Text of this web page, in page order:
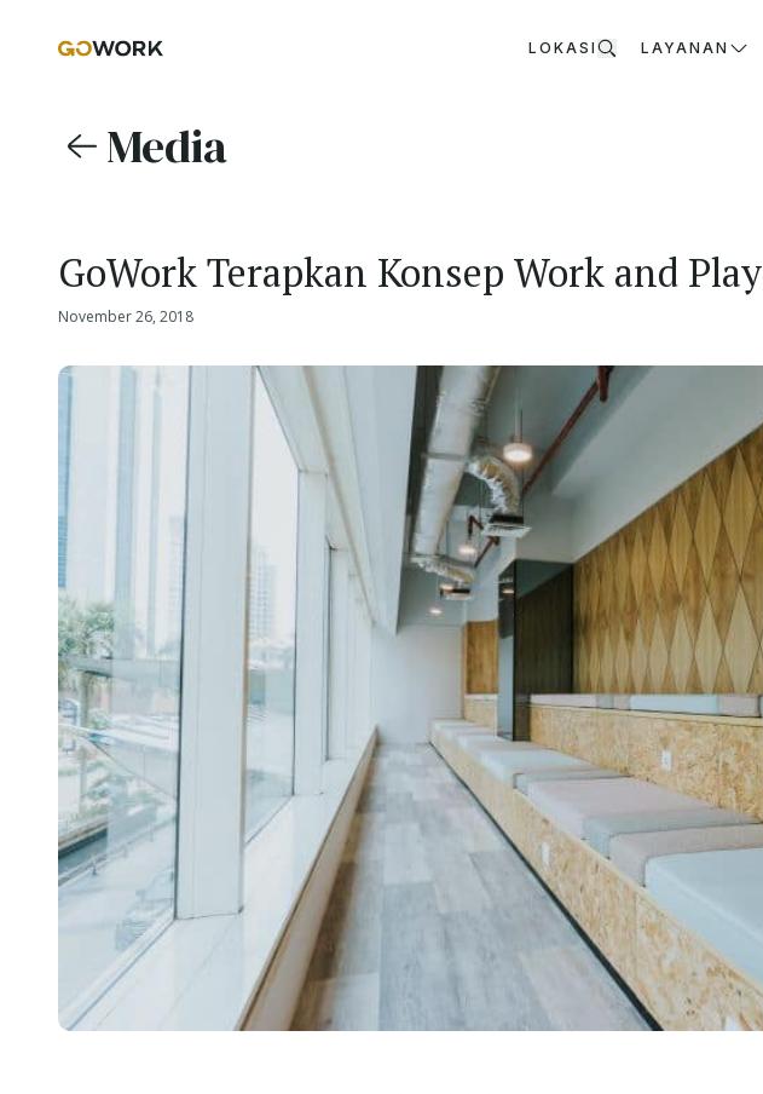
LOKASI LAYANAN
Media
GoWork Terapkan Konsep Work and Play
November 26, 2018